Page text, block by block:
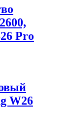
Pro
W26